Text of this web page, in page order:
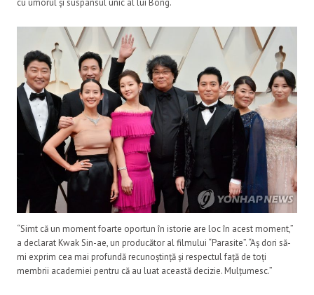
cu umorul și suspansul unic al lui Bong.
“Simt că un moment foarte oportun în istorie are loc în acest moment,”
a declarat Kwak Sin-ae, un producător al filmului “Parasite”. “Aș dori să-
mi exprim cea mai profundă recunoștință și respectul față de toți
membrii academiei pentru că au luat această decizie. Mulțumesc.”